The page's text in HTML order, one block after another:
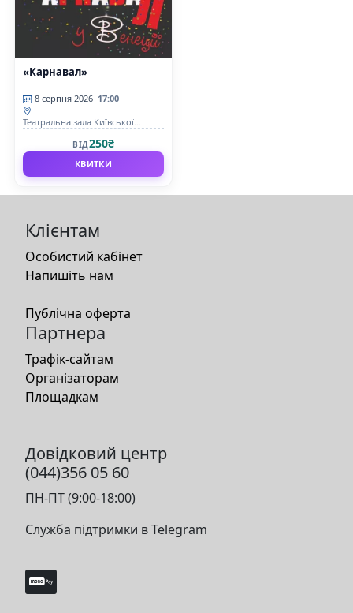
«Карнавал»
8 серпня 2026 17:00
Театральна зала Київської
ВІД250₴
КВИТКИ
Клієнтам
Особистий кабінет
Напишіть нам
Публічна оферта
Партнера
Трафік-сайтам
Організаторам
Площадкам
Довідковий центр
(044)356 05 60
ПН-ПТ (9:00-18:00)
Служба підтримки в Telegram